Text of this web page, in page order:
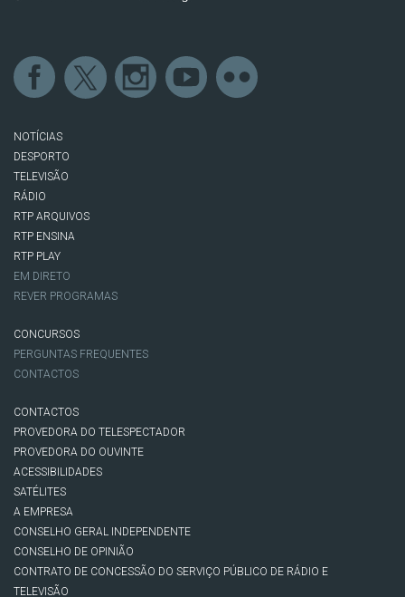
NOTÍCIAS
DESPORTO
TELEVISÃO
RÁDIO
RTP ARQUIVOS
RTP ENSINA
RTP PLAY
EM DIRETO
REVER PROGRAMAS
CONCURSOS
PERGUNTAS FREQUENTES
CONTACTOS
CONTACTOS
PROVEDORA DO TELESPECTADOR
PROVEDORA DO OUVINTE
ACESSIBILIDADES
SATÉLITES
A EMPRESA
CONSELHO GERAL INDEPENDENTE
CONSELHO DE OPINIÃO
CONTRATO DE CONCESSÃO DO SERVIÇO PÚBLICO DE RÁDIO E
TELEVISÃO